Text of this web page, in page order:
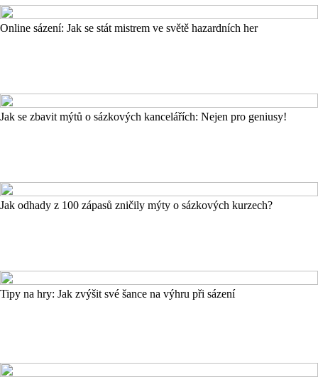
Online sázení: Jak se stát mistrem ve světě hazardních her
Jak se zbavit mýtů o sázkových kancelářích: Nejen pro geniusy!
Jak odhady z 100 zápasů zničily mýty o sázkových kurzech?
Tipy na hry: Jak zvýšit své šance na výhru při sázení